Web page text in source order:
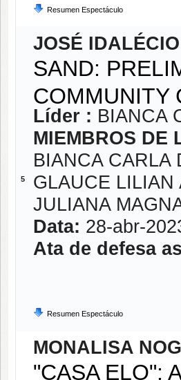
Resumen Espectáculo
5
JOSÉ
SAND:
COMMUNITY
Líder : BIANCA
MIEMBROS DE
BIANCA CARLA
GLAUCE LILIAN
JULIANA
Data: 28-abr-
Ata de defesa
Resumen Espectáculo
MONALISA
"CASA ELO":